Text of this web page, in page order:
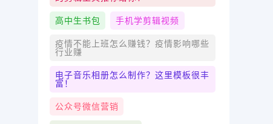
高中生书包 手机学剪辑视频
疫情不能上班怎么赚钱？疫情影响哪些
行业赚
电子音乐相册怎么制作？这里模板很丰
富！
公众号微信营销